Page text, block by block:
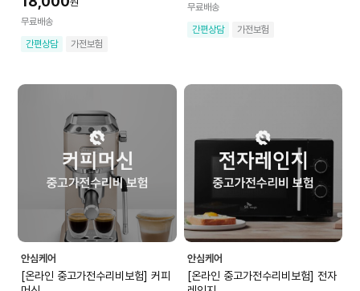
무료배송
간편상담
가전보험
무료배송
간편상담
가전보험
안심케어
[온라인 중고가전수리비보험] 커피
안심케어
[온라인 중고가전수리비보험] 전자